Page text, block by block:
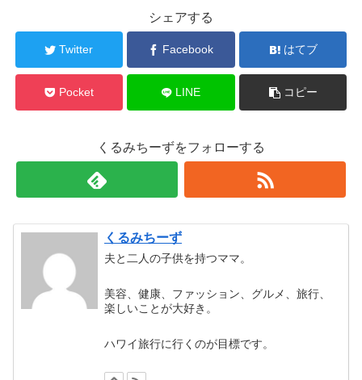
シェアする
Twitter Facebook はてブ
Pocket LINE コピー
くるみちーずをフォローする
くるみちーず
夫と二人の子供を持つママ。
美容、健康、ファッション、グルメ、旅行、
楽しいことが大好き。
ハワイ旅行に行くのが目標です。